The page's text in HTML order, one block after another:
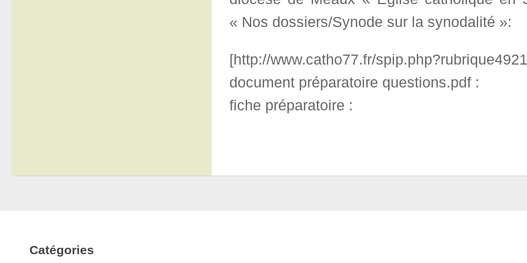
« Nos dossiers/Synode sur la synodalité »:
[http://www.catho77.fr/
document préparatoire questions.pdf :
fiche préparatoire :
Catégories